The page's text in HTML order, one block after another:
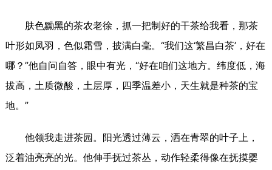
肤色黝黑的茶农老徐，抓一把制好的干茶给我看，那茶
叶形如凤羽，色似霜雪，披满白毫。“我们这‘繁昌白茶’，好在
哪？”他自问自答，眼中有光，“好在咱们这地方。纬度低，海
拔高，土质微酸，土层厚，四季温差小，天生就是种茶的宝
地。”
他领我走进茶园。阳光透过薄云，洒在青翠的叶子上，
泛着油亮亮的光。他伸手抚过茶丛，动作轻柔得像在抚摸婴